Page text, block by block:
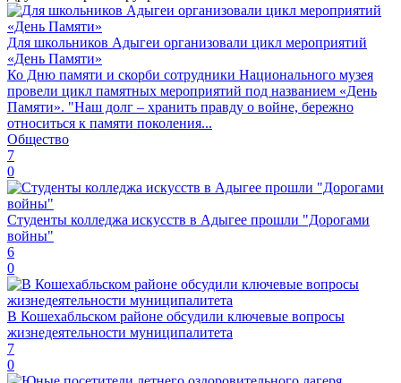
Для школьников Адыгеи организовали цикл мероприятий
«День Памяти»
Ко Дню памяти и скорби сотрудники Национального музея
провели цикл памятных мероприятий под названием «День
Памяти». "Наш долг – хранить правду о войне, бережно
относиться к памяти поколения...
Общество
7
0
Студенты колледжа искусств в Адыгее прошли "Дорогами
войны"
6
0
В Кошехабльском районе обсудили ключевые вопросы
жизнедеятельности муниципалитета
7
0